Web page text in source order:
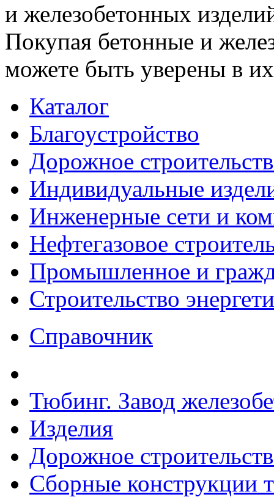
и железобетонных
Покупая бетонные и
можете быть уверены в их
Каталог
Благоустройство
Дорожное
Индивидуальные
Инженерные сети и
Нефтегазовое
Промышленное и
Строительство
Справочник
Тюбинг. Завод
Изделия
Дорожное
Сборные конструкции